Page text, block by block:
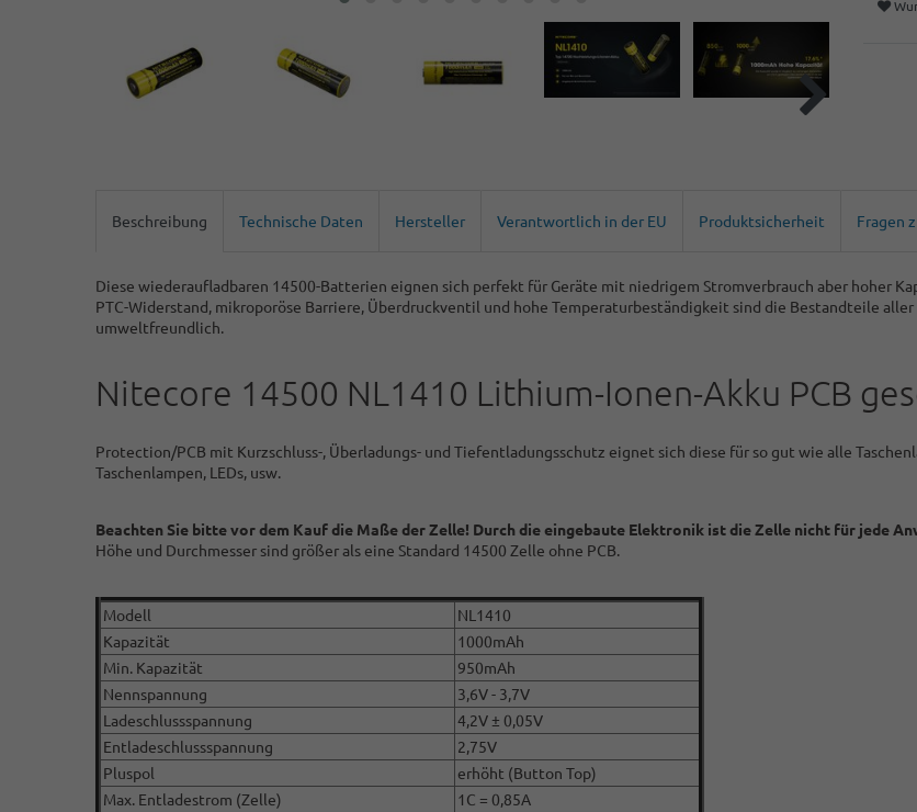
Beschreibung Technische Daten Hersteller Verantwortlich in der EU Produktsicherheit Fragen
Diese wiederaufladbaren 14500-Batterien eignen sich perfekt für Geräte mit niedrigem Stromverbrauch aber hoher
PTC-Widerstand, mikroporöse Barriere, Überdruckventil und hohe Temperaturbeständigkeit sind die Bestandteile
umweltfreundlich.
Nitecore 14500 NL1410 Lithium-Ionen-Akku PCB
Protection/PCB mit Kurzschluss-, Überladungs- und Tiefentladungsschutz eignet sich diese für so gut wie alle
Taschenlampen, LEDs, usw.
Beachten Sie bitte vor dem Kauf die Maße der Zelle! Durch die eingebaute Elektronik ist die Zelle nicht für jede
Höhe und Durchmesser sind größer als eine Standard 14500 Zelle ohne PCB.
Modell
NL1410
Kapazität
1000mAh
Min. Kapazität
950mAh
Nennspannung
3,6V - 3,7V
Ladeschlussspannung
4,2V ± 0,05V
Entladeschlussspannung
2,75V
Pluspol
erhöht (Button Top)
Max. Entladestrom (Zelle)
1C = 0,85A